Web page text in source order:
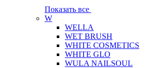
Показать все
W
WELLA
WET BRUSH
WHITE COSMETICS
WHITE GLO
WULA NAILSOUL